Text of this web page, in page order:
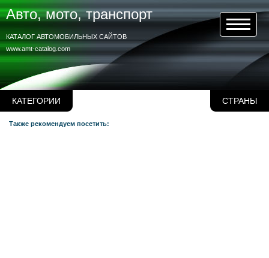
КАТЕГОРИИ СТРАНЫ
Авто, мото, транспорт
www.amt-catalog.com
КАТАЛОГ АВТОМОБИЛЬНЫХ САЙТОВ
Также рекомендуем посетить: